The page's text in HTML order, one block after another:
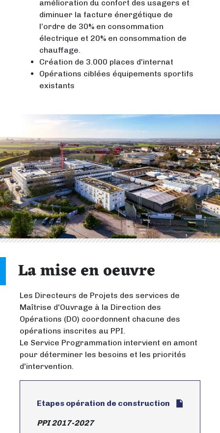
amélioration du confort des usagers et
diminuer la facture énergétique de
l’ordre de 30% en consommation
électrique et 20% en consommation de
chauffage.
Création de 3.000 places d'internat
Opérations ciblées équipements sportifs
existants
La mise en oeuvre
Les Directeurs de Projets des services de
Maîtrise d'Ouvrage à la Direction des
Opérations (DO) coordonnent chacune des
opérations inscrites au PPI.
Le Service Programmation intervient en amont
pour déterminer les besoins et les priorités
d'intervention.
Etapes opération de construction
PPI 2017-2027